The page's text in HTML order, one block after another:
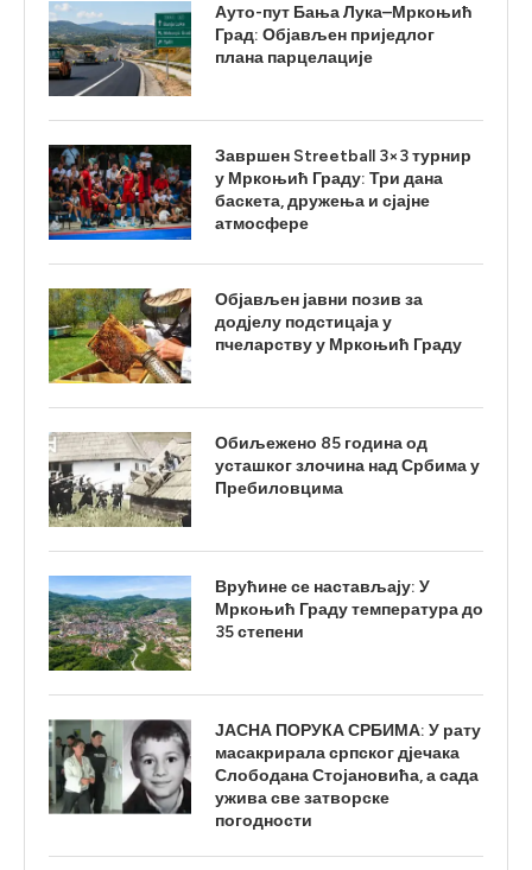
Ауто-пут Бања Лука–Мркоњић
Град: Објављен приједлог
плана парцелације
Завршен Streetball 3×3 турнир
у Мркоњић Граду: Три дана
баскета, дружења и сјајне
атмосфере
Објављен јавни позив за
додјелу подстицаја у
пчеларству у Мркоњић Граду
Обиљежено 85 година од
усташког злочина над Србима у
Пребиловцима
Врућине се настављају: У
Мркоњић Граду температура до
35 степени
ЈАСНА ПОРУКА СРБИМА: У рату
масакрирала српског дјечака
Слободана Стојановића, а сада
ужива све затворске
погодности